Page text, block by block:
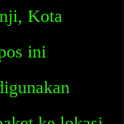
Kota
ini